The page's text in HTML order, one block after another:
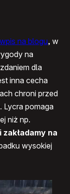
na blogu, w
na
dla
inna cecha
chroni przed
Lycra pomaga
niż np.
zakładamy na
wysokiej